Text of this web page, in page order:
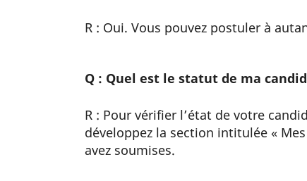
R : Oui. Vous pouvez postuler à
Q : Quel est le statut de ma
R : Pour vérifier l’état de votre
développez la section intitulée «
avez soumises.